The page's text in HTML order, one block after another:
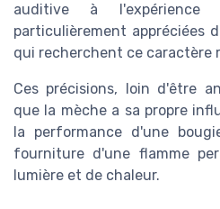
auditive à l'expérience
particulièrement appréciées
qui recherchent ce caractère
Ces précisions, loin d'être
que la mèche a sa propre
la performance d'une
fourniture d'une flamme
lumière et de chaleur.